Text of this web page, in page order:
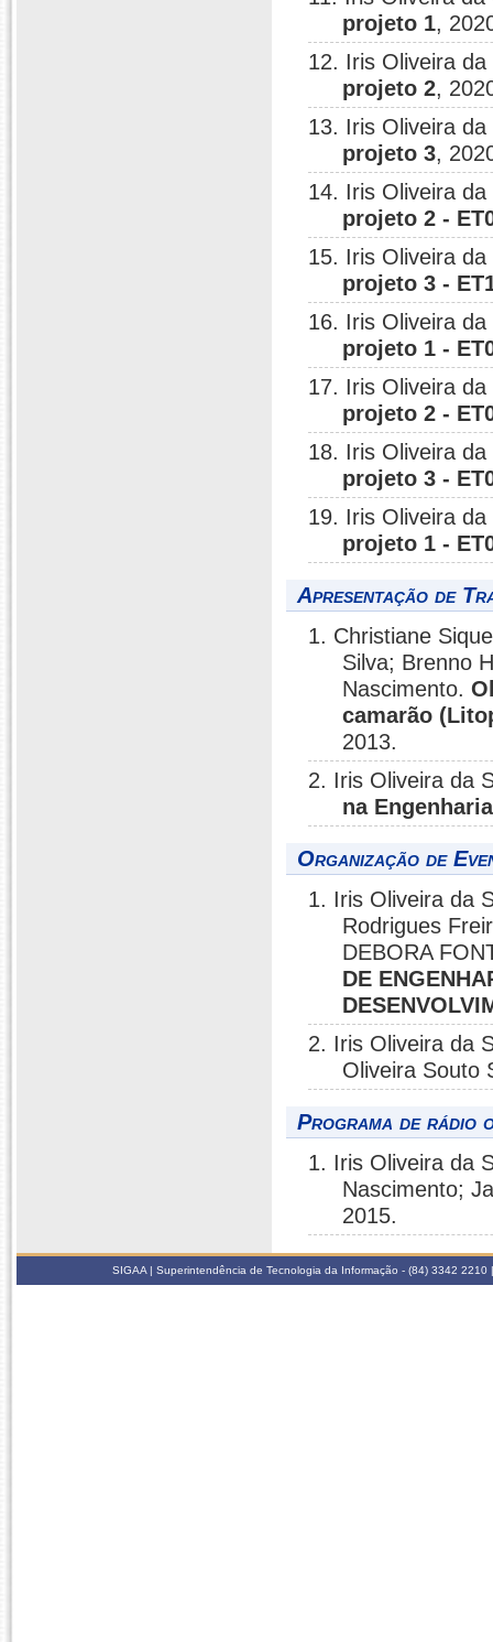
projeto 1,
12. Iris Oliveira
projeto 2,
13. Iris Oliveira
projeto 3,
14. Iris Oliveira
projeto 2 -
15. Iris Oliveira
projeto 3 -
16. Iris Oliveira
projeto 1 -
17. Iris Oliveira
projeto 2 -
18. Iris Oliveira
projeto 3 -
19. Iris Oliveira
projeto 1 -
Apresentação de
1. Christiane
Silva; Brenno
Nascimento.
camarão
2013.
2. Iris Oliveira da
na
Organização de
1. Iris Oliveira da
Rodrigues
DEBORA
DE
2. Iris Oliveira da
Oliveira Souto
Programa de rádio
1. Iris Oliveira da
Nascimento;
2015.
SIGAA | Superintendência de Tecnologia da Informação - (84) 3342